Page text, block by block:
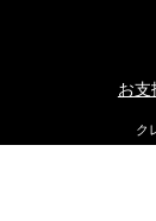
お支
ク